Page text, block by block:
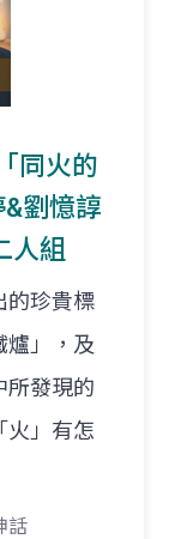
同火的
劉憶諄
人組
的珍貴標
爐」，及
所發現的
火」有怎
話